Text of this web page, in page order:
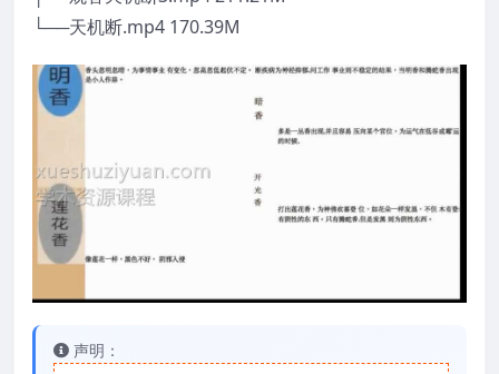
└──天机断.mp4 170.39M
声明：